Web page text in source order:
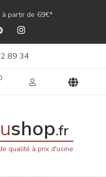
à partir de 69€*
89 34
shop.fr
qualité à prix d'usine